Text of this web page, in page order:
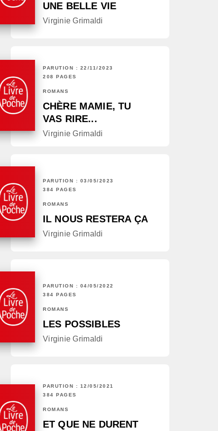
UNE BELLE VIE
Virginie Grimaldi
PARUTION : 22/11/2023
208 PAGES
ROMANS
CHÈRE MAMIE, TU
VAS RIRE...
Virginie Grimaldi
PARUTION : 03/05/2023
384 PAGES
ROMANS
IL NOUS RESTERA ÇA
Virginie Grimaldi
PARUTION : 04/05/2022
384 PAGES
ROMANS
LES POSSIBLES
Virginie Grimaldi
PARUTION : 12/05/2021
384 PAGES
ROMANS
ET QUE NE DURENT